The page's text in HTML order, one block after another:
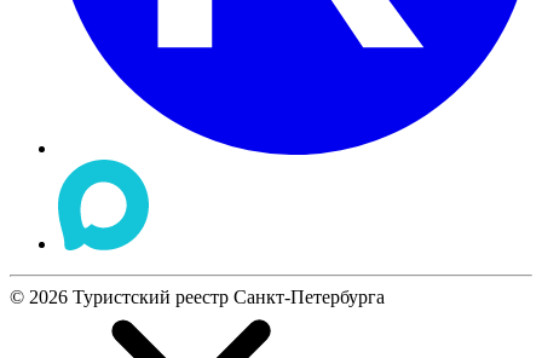
© 2026 Туристский реестр Санкт-Петербурга